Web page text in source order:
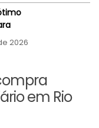
2026
em Rio